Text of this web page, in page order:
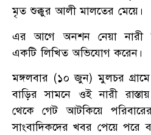
মৃত শুক্কুর আলী মালতের মেয়ে।
এর আগে অনশন নেয়া নারী
একটি লিখিত অভিযোগ করেন।
মঙ্গলবার (১০ জুন) মুলচর গ্রামে
বাড়ির সামনে ওই নারী
থেকে গেট আটকিয়ে
সাংবাদিকদের খবর পেয়ে পরে